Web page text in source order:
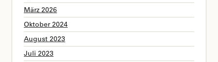
März 2026
Oktober 2024
August 2023
Juli 2023